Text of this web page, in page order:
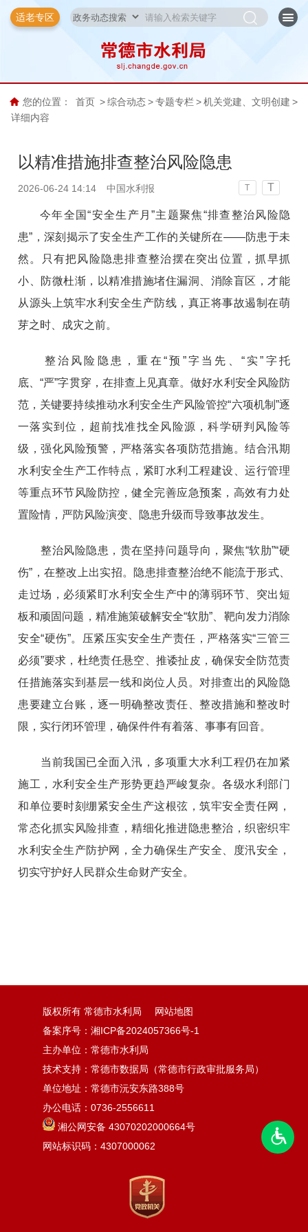
适老专区
您的位置： 首页 > 综合动态 > 专题专栏 > 机关党建、文明创建 >
详细内容
以精准措施排查整治风险隐患
2026-06-24 14:14 中国水利报 T T
今年全国“安全生产月”主题聚焦“排查整治风险隐
患”，深刻揭示了安全生产工作的关键所在——防患于未
然。只有把风险隐患排查整治摆在突出位置，抓早抓
小、防微杜渐，以精准措施堵住漏洞、消除盲区，才能
从源头上筑牢水利安全生产防线，真正将事故遏制在萌
芽之时、成灾之前。
整治风险隐患，重在“预”字当先、“实”字托
底、“严”字贯穿，在排查上见真章。做好水利安全风险防
范，关键要持续推动水利安全生产风险管控“六项机制”逐
一落实到位，超前找准找全风险源，科学研判风险等
级，强化风险预警，严格落实各项防范措施。结合汛期
水利安全生产工作特点，紧盯水利工程建设、运行管理
等重点环节风险防控，健全完善应急预案，高效有力处
置险情，严防风险演变、隐患升级而导致事故发生。
整治风险隐患，贵在坚持问题导向，聚焦“软肋”“硬
伤”，在整改上出实招。隐患排查整治绝不能流于形式、
走过场，必须紧盯水利安全生产中的薄弱环节、突出短
板和顽固问题，精准施策破解安全“软肋”、靶向发力消除
安全“硬伤”。压紧压实安全生产责任，严格落实“三管三
必须”要求，杜绝责任悬空、推诿扯皮，确保安全防范责
任措施落实到基层一线和岗位人员。对排查出的风险隐
患要建立台账，逐一明确整改责任、整改措施和整改时
限，实行闭环管理，确保件件有着落、事事有回音。
当前我国已全面入汛，多项重大水利工程仍在加紧
施工，水利安全生产形势更趋严峻复杂。各级水利部门
和单位要时刻绷紧安全生产这根弦，筑牢安全责任网，
常态化抓实风险排查，精细化推进隐患整治，织密织牢
水利安全生产防护网，全力确保生产安全、度汛安全，
切实守护好人民群众生命财产安全。
版权所有 常德市水利局
网站地图
备案序号：湘ICP备2024057366号-1
主办单位：常德市水利局
技术支持：常德市数据局（常德市行政审批服务局）
单位地址：常德市沅安东路388号
办公电话：0736-2556611
湘公网安备 43070202000664号
网站标识码：4307000062